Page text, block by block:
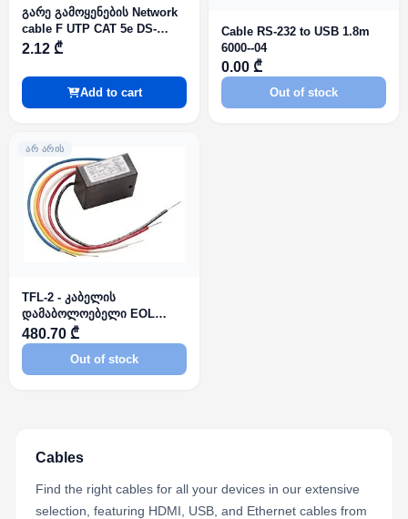
გარე გამოყენების Network
cable F UTP CAT 5e DS-
1LN5EOPSPE (O-STD) black
2.12 ₾
Add to cart
Cable RS-232 to USB 1.8m
6000--04
0.00 ₾
Out of stock
ᲐᲠ ᲐᲠᲘᲡ
TFL-2 - კაბელის
დამაბოლოებელი EOL
Control Relay
480.70 ₾
Out of stock
Cables
Find the right cables for all your devices in our extensive
selection, featuring HDMI, USB, and Ethernet cables from